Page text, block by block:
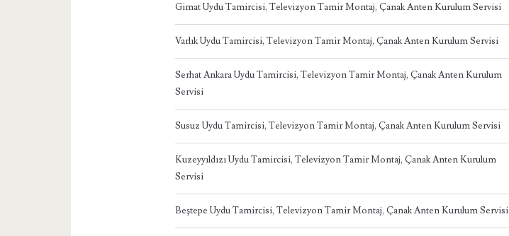
Gimat Uydu Tamircisi, Televizyon Tamir Montaj, Çanak Anten Kurulum Servisi
Varlık Uydu Tamircisi, Televizyon Tamir Montaj, Çanak Anten Kurulum Servisi
Serhat Ankara Uydu Tamircisi, Televizyon Tamir Montaj, Çanak Anten Kurulum
Servisi
Susuz Uydu Tamircisi, Televizyon Tamir Montaj, Çanak Anten Kurulum Servisi
Kuzeyyıldızı Uydu Tamircisi, Televizyon Tamir Montaj, Çanak Anten Kurulum
Servisi
Beştepe Uydu Tamircisi, Televizyon Tamir Montaj, Çanak Anten Kurulum Servisi